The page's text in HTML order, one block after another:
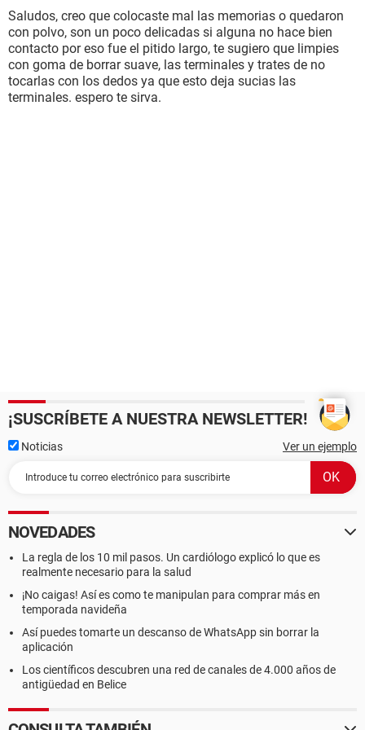
Saludos, creo que colocaste mal las memorias o quedaron
con polvo, son un poco delicadas si alguna no hace bien
contacto por eso fue el pitido largo, te sugiero que limpies
con goma de borrar suave, las terminales y trates de no
tocarlas con los dedos ya que esto deja sucias las
terminales. espero te sirva.
¡SUSCRÍBETE A NUESTRA NEWSLETTER!
Noticias Ver un ejemplo
NOVEDADES
La regla de los 10 mil pasos. Un cardiólogo explicó lo que es
realmente necesario para la salud
¡No caigas! Así es como te manipulan para comprar más en
temporada navideña
Así puedes tomarte un descanso de WhatsApp sin borrar la
aplicación
Los científicos descubren una red de canales de 4.000 años de
antigüedad en Belice